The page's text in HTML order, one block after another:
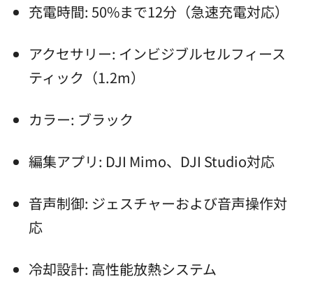
充電時間: 50%まで12分（急速充電対応）
アクセサリー: インビジブルセルフィース
ティック（1.2m）
カラー: ブラック
編集アプリ: DJI Mimo、DJI Studio対応
音声制御: ジェスチャーおよび音声操作対
応
冷却設計: 高性能放熱システム